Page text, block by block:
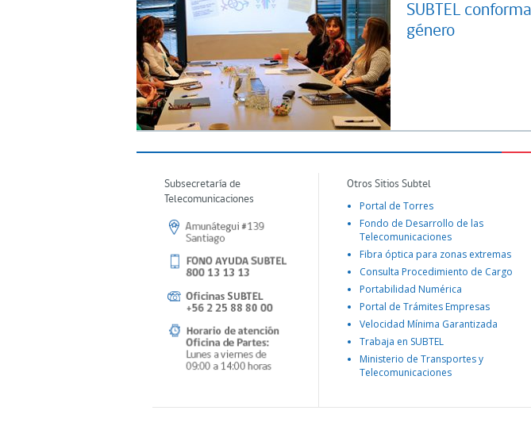
SUBTEL
género
Subsecretaría de
Telecomunicaciones
Otros Sitios Subtel
Portal de Torres
Fondo de Desarrollo de las
Telecomunicaciones
Fibra óptica para zonas extremas
Consulta Procedimiento de Cargo
Portabilidad Numérica
Portal de Trámites Empresas
Velocidad Mínima Garantizada
Trabaja en SUBTEL
Ministerio de Transportes y
Telecomunicaciones